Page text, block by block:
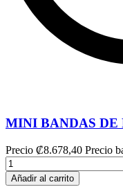
MINI BANDAS DE
Precio ₡8.678,40 Precio
Añadir al carrito